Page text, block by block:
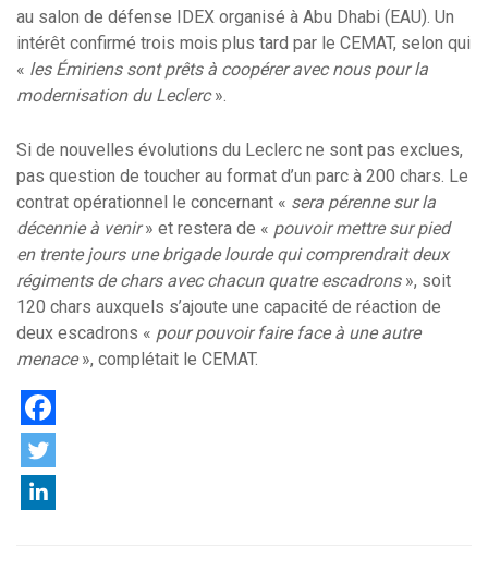
au salon de défense IDEX organisé à Abu Dhabi (EAU). Un
intérêt confirmé trois mois plus tard par le CEMAT, selon qui
« les Émiriens sont prêts à coopérer avec nous pour la
modernisation du Leclerc».
Si de nouvelles évolutions du Leclerc ne sont pas exclues,
pas question de toucher au format d’un parc à 200 chars. Le
contrat opérationnel le concernant « sera pérenne sur la
décennie à venir» et restera de « pouvoir mettre sur pied
en trente jours une brigade lourde qui comprendrait deux
régiments de chars avec chacun quatre escadrons», soit
120 chars auxquels s’ajoute une capacité de réaction de
deux escadrons « pour pouvoir faire face à une autre
menace», complétait le CEMAT.